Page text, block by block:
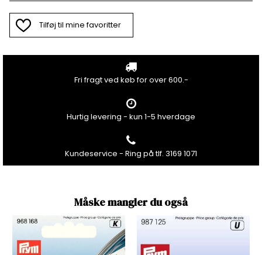
Tilføj til mine favoritter
Fri fragt ved køb for over 600.-
Hurtig levering - kun 1-5 hverdage
Kundeservice - Ring på tlf. 3169 1071
Måske mangler du også